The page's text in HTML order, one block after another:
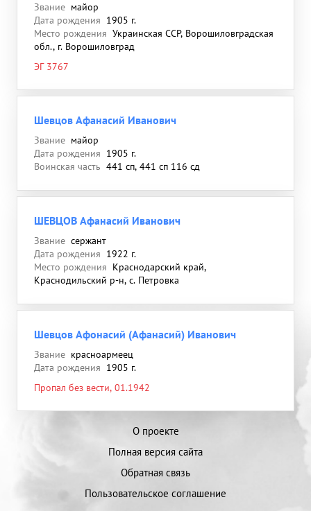
Звание майор
Дата рождения 1905 г.
Место рождения Украинская ССР, Ворошиловградская
обл., г. Ворошиловград
ЭГ 3767
Шевцов Афанасий Иванович
Звание майор
Дата рождения 1905 г.
Воинская часть 441 сп, 441 сп 116 сд
ШЕВЦОВ Афанасий Иванович
Звание сержант
Дата рождения 1922 г.
Место рождения Краснодарский край,
Краснодильский р-н, с. Петровка
Шевцов Афонасий (Афанасий) Иванович
Звание красноармеец
Дата рождения 1905 г.
Пропал без вести, 01.1942
О проекте
Полная версия сайта
Обратная связь
Пользовательское соглашение